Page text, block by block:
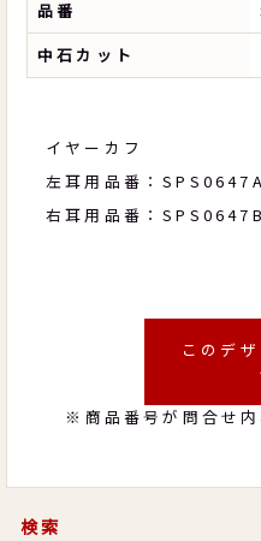
品番
中石カット
イヤーカフ
左耳用品番：SPS0647A
右耳用品番：SPS0647B
このデ
※商品番号が問合せ内
検索